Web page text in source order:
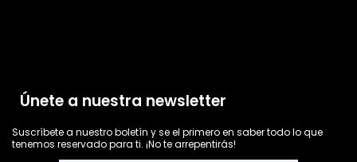
Únete a nuestra newsletter
Suscríbete a nuestro boletín y se el primero en saber todo lo que
tenemos reservado para ti. ¡No te arrepentirás!